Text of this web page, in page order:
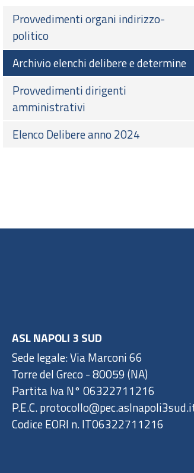
Provvedimenti organi indirizzo-
politico
Archivio elenchi delibere e determine
Provvedimenti dirigenti
amministrativi
Elenco Delibere anno 2024
ASL NAPOLI 3 SUD
Sede legale: Via Marconi 66
Torre del Greco - 80059 (NA)
Partita Iva N° 06322711216
P.E.C.
Codice EORI n. IT06322711216